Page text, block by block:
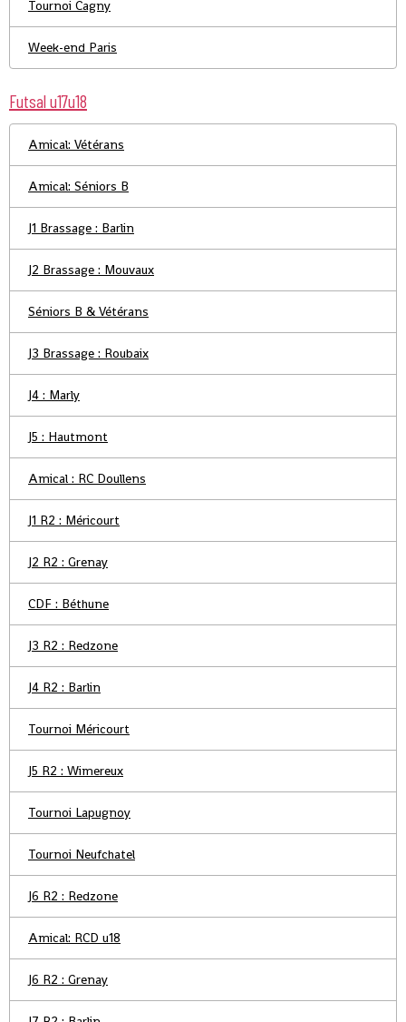
Tournoi Cagny
Week-end Paris
Futsal u17u18
Amical: Vétérans
Amical: Séniors B
J1 Brassage : Barlin
J2 Brassage : Mouvaux
Séniors B & Vétérans
J3 Brassage : Roubaix
J4 : Marly
J5 : Hautmont
Amical : RC Doullens
J1 R2 : Méricourt
J2 R2 : Grenay
CDF : Béthune
J3 R2 : Redzone
J4 R2 : Barlin
Tournoi Méricourt
J5 R2 : Wimereux
Tournoi Lapugnoy
Tournoi Neufchatel
J6 R2 : Redzone
Amical: RCD u18
J6 R2 : Grenay